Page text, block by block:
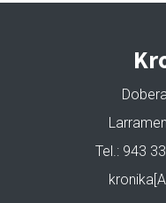
Tel.: 943